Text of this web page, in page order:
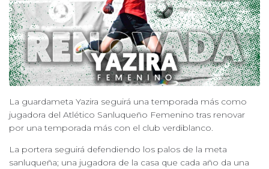
La guardameta Yazira seguirá una temporada más como
jugadora del Atlético Sanluqueño Femenino tras renovar
por una temporada más con el club verdiblanco.
La portera seguirá defendiendo los palos de la meta
sanluqueña; una jugadora de la casa que cada año da una